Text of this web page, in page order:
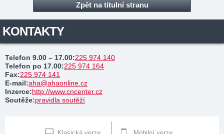
Zpět na titulní stranu
KONTAKTY
Telefon 9.00 – 17.00:225 974 140
Telefon po 17.00:225 974 164
Fax:225 974 141
E-mail:aha@ahaonline.cz
Inzerce:http://www.cncenter.cz
Soutěže:pravidla soutěží